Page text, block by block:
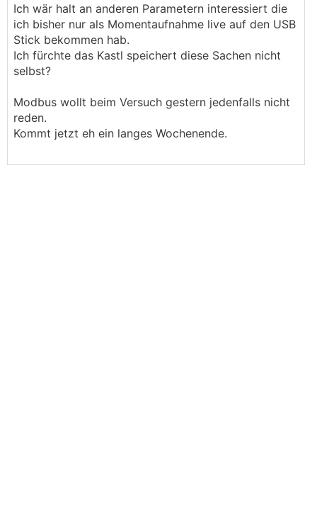
Ich wär halt an anderen Parametern interessiert die
ich bisher nur als Momentaufnahme live auf den USB
Stick bekommen hab.
Ich fürchte das Kastl speichert diese Sachen nicht
selbst?
Modbus wollt beim Versuch gestern jedenfalls nicht
reden.
Kommt jetzt eh ein langes Wochenende.